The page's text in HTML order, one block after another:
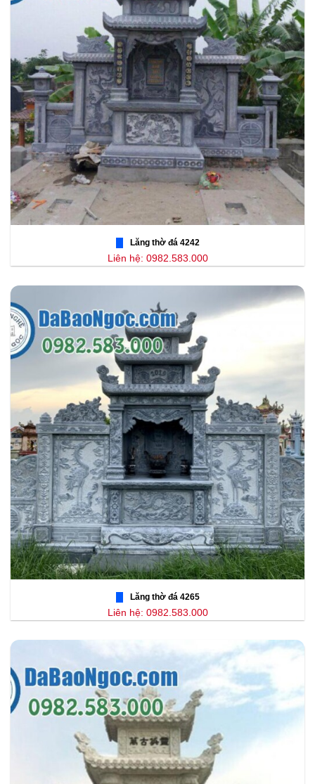
Lăng thờ đá 4242
Liên hệ: 0982.583.000
Lăng thờ đá 4265
Liên hệ: 0982.583.000